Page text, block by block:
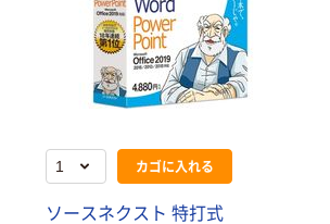
カゴに入れる
ソースネクスト 特打式